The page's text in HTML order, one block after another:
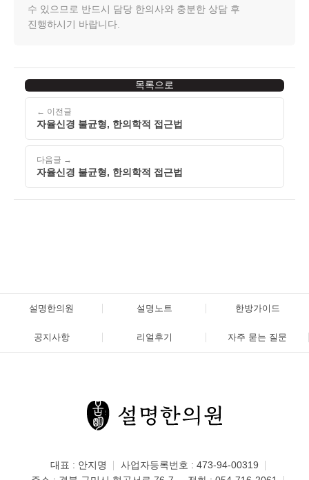
수 있으므로 반드시 담당 한의사와 충분한 상담 후
진행하시기 바랍니다.
← 이전글
자율신경 불균형, 한의학적 접근법
목록으로
다음글 →
자율신경 불균형, 한의학적 접근법
설명한의원 설명노트 한방가이드
공지사항 리얼후기 자주 묻는 질문
대표 : 안지명
사업자등록번호 : 473-94-00319